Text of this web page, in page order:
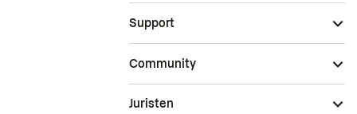
Support
Community
Juristen